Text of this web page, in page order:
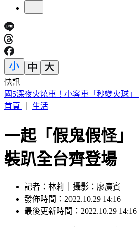
快訊
賠償承諾全跳票 割頸案楊爸淚怒轟
首頁
生活
一起「假鬼假怪
裝趴全台齊登場
記者：林莉｜攝影：廖廣賓
發佈時間：2022.10.29 14:16
最後更新時間：2022.10.29 14:16